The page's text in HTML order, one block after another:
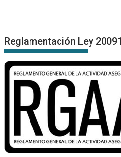
Reglamentación Ley 20091